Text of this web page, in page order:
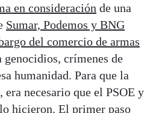
en consideración de una
Sumar, Podemos y BNG
del comercio de armas
genocidios, crímenes de
humanidad. Para que la
necesario que el PSOE y
hicieron. El primer paso